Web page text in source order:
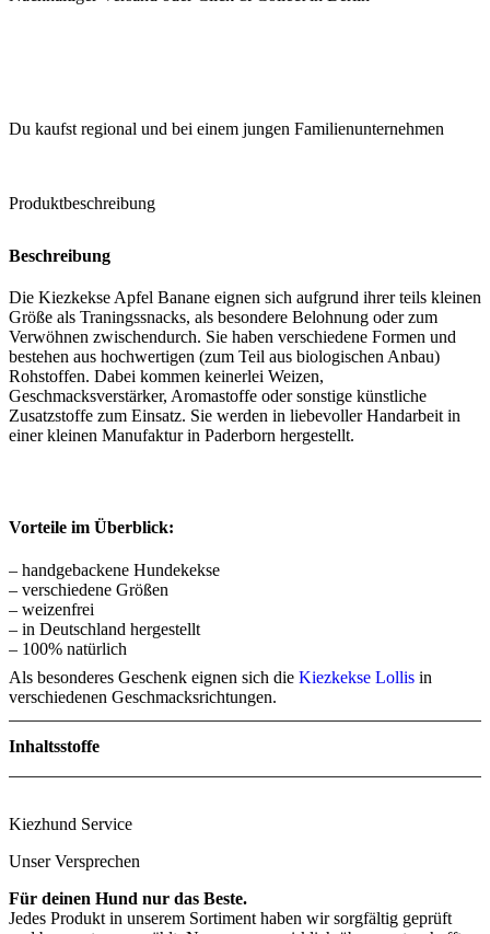
Du kaufst regional und bei einem jungen Familienunternehmen
Produktbeschreibung
Beschreibung
Die Kiezkekse Apfel Banane eignen sich aufgrund ihrer teils kleinen
Größe als Traningssnacks, als besondere Belohnung oder zum
Verwöhnen zwischendurch. Sie haben verschiedene Formen und
bestehen aus hochwertigen (zum Teil aus biologischen Anbau)
Rohstoffen. Dabei kommen keinerlei Weizen,
Geschmacksverstärker, Aromastoffe oder sonstige künstliche
Zusatzstoffe zum Einsatz. Sie werden in liebevoller Handarbeit in
einer kleinen Manufaktur in Paderborn hergestellt.
Vorteile im Überblick:
– handgebackene Hundekekse
– verschiedene Größen
– weizenfrei
– in Deutschland hergestellt
– 100% natürlich
Als besonderes Geschenk eignen sich die Kiezkekse Lollis in
verschiedenen Geschmacksrichtungen.
Inhaltsstoffe
Menge
Zutaten
Kiezhund Service
Unser Versprechen
Für deinen Hund nur das Beste.
Jedes Produkt in unserem Sortiment haben wir sorgfältig geprüft